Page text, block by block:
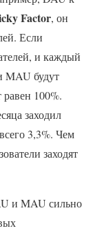
Factor, он
Если
и каждый
MAU будут
равен 100%.
заходил
3,3%. Чем
заходят
и MAU сильно